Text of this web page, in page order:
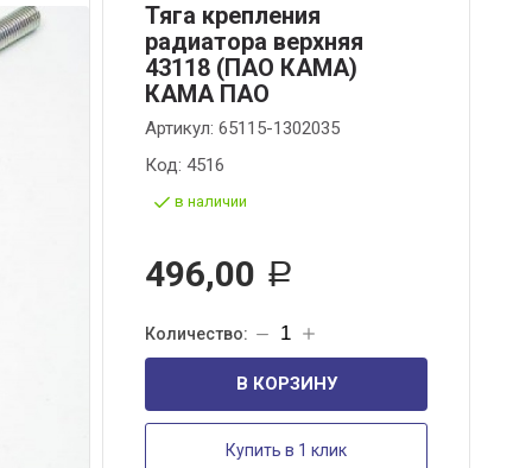
Тяга крепления
радиатора верхняя
43118 (ПАО КАМА)
КАМА ПАО
Артикул: 65115-1302035
Код: 4516
в наличии
496,00 Р
В КОРЗИНУ
Купить в 1 клик